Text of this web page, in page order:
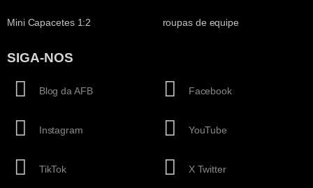
Mini Capacetes 1:2 roupas de equipe
SIGA-NOS
Blog da AFB
Instagram
TikTok
Facebook
YouTube
X Twitter